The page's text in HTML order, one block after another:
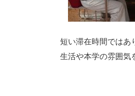
短い滞在時間ではあ
生活や本学の雰囲気